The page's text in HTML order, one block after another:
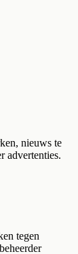
nieuws te
advertenties.
tegen